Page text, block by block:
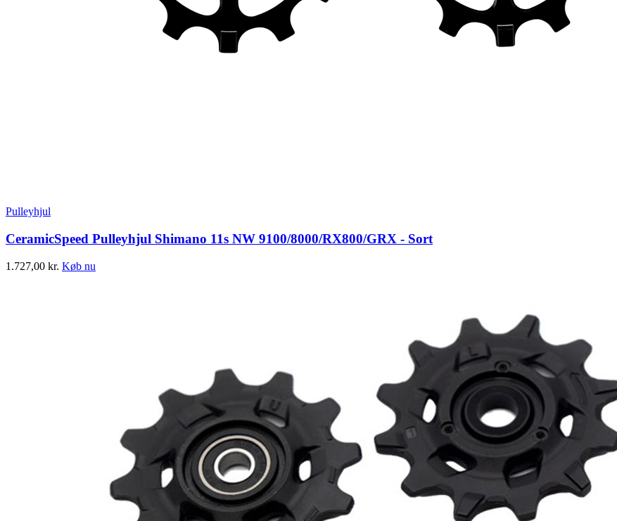
Pulleyhjul
CeramicSpeed Pulleyhjul Shimano 11s NW 9100/8000/RX800/GRX - Sort
1.727,00 kr. Køb nu